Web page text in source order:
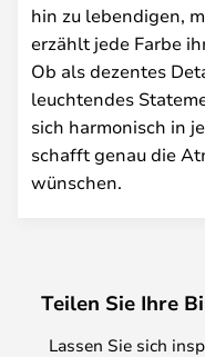
hin zu lebendigen,
erzählt jede Farbe
Ob als dezentes
leuchtendes
sich harmonisch in
schafft genau die
wünschen.
Teilen Sie Ihre
Lassen Sie sich